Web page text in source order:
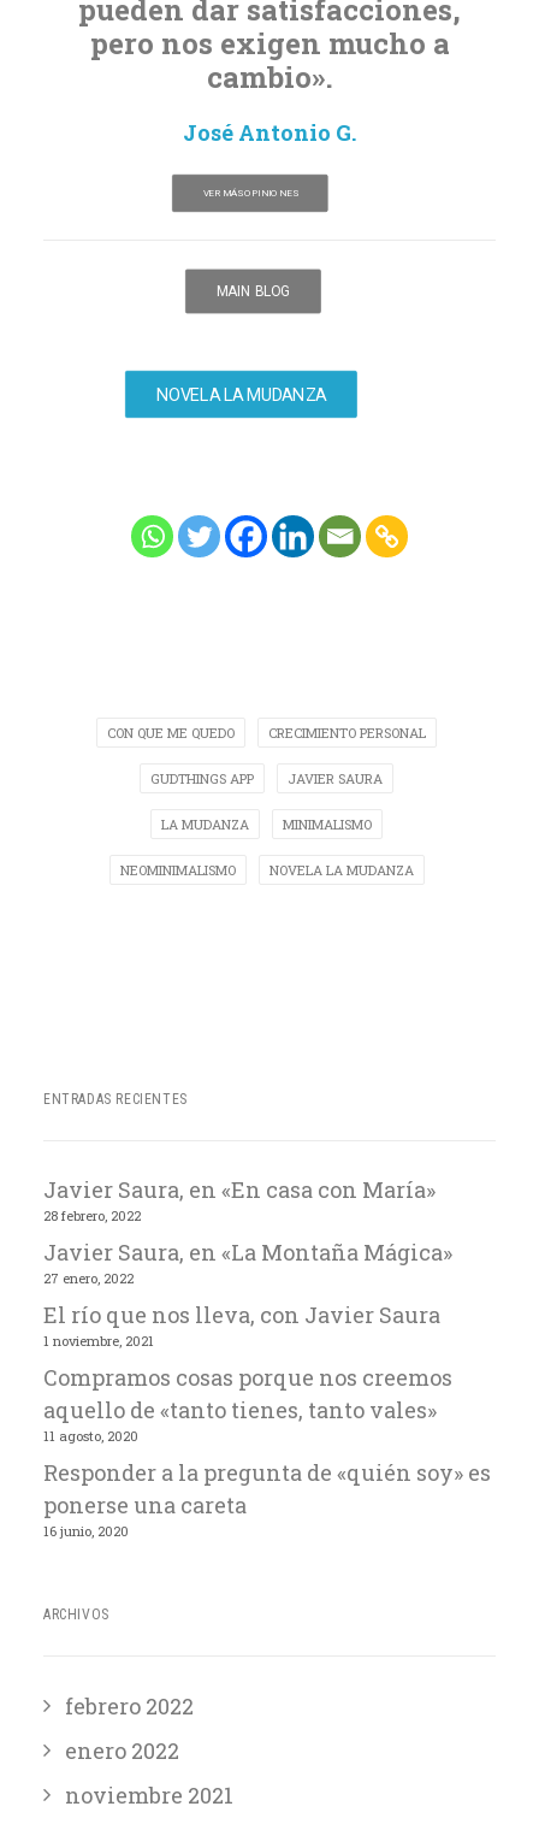
pueden dar satisfacciones,
pero nos exigen mucho a
cambio».
José Antonio G.
VER MÁS OPINIONES
MAIN BLOG
NOVELA LA MUDANZA
CON QUE ME QUEDO CRECIMIENTO PERSONAL
GUDTHINGS APP JAVIER SAURA
LA MUDANZA MINIMALISMO
NEOMINIMALISMO NOVELA LA MUDANZA
ENTRADAS RECIENTES
Javier Saura, en «En casa con María»
28 febrero, 2022
Javier Saura, en «La Montaña Mágica»
27 enero, 2022
El río que nos lleva, con Javier Saura
1 noviembre, 2021
Compramos cosas porque nos creemos
aquello de «tanto tienes, tanto vales»
11 agosto, 2020
Responder a la pregunta de «quién soy» es
ponerse una careta
16 junio, 2020
ARCHIVOS
febrero 2022
enero 2022
noviembre 2021